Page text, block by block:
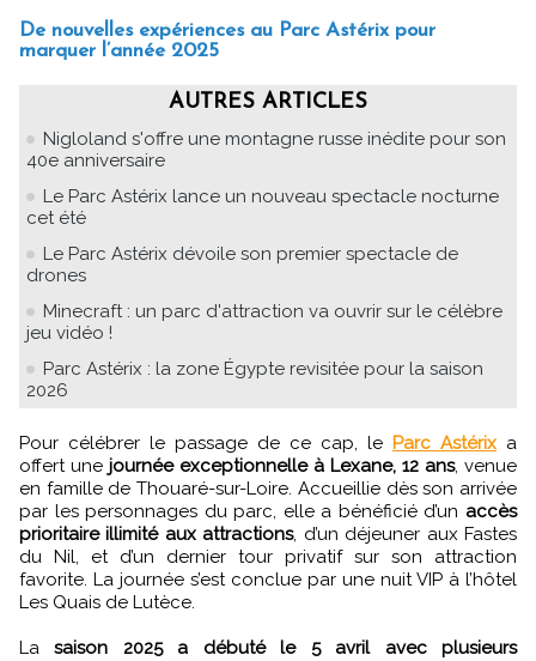
De nouvelles expériences au Parc Astérix pour
marquer l’année 2025
AUTRES ARTICLES
Nigloland s'offre une montagne russe inédite pour son
40e anniversaire
Le Parc Astérix lance un nouveau spectacle nocturne
cet été
Le Parc Astérix dévoile son premier spectacle de
drones
Minecraft : un parc d'attraction va ouvrir sur le célèbre
jeu vidéo !
Parc Astérix : la zone Égypte revisitée pour la saison
2026
Pour célébrer le passage de ce cap, le Parc Astérix a
offert une journée exceptionnelle à Lexane, 12 ans, venue
en famille de Thouaré-sur-Loire. Accueillie dès son arrivée
par les personnages du parc, elle a bénéficié d’un accès
prioritaire illimité aux attractions, d’un déjeuner aux Fastes
du Nil, et d’un dernier tour privatif sur son attraction
favorite. La journée s’est conclue par une nuit VIP à l’hôtel
Les Quais de Lutèce.
Lasaison 2025 a débuté le 5 avril avec plusieurs